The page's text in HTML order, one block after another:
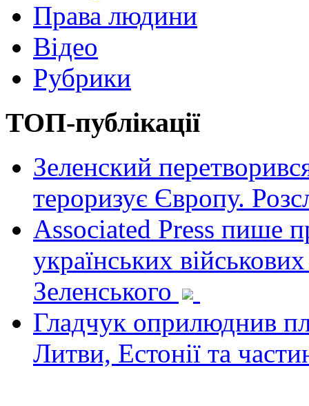
Права людини
Відео
Рубрики
ТОП-публікації
Зеленский
тероризує Європу.
Associated Press пише
українських
Зеленського
Гладчук оприлюднив
Литви, Естонії та